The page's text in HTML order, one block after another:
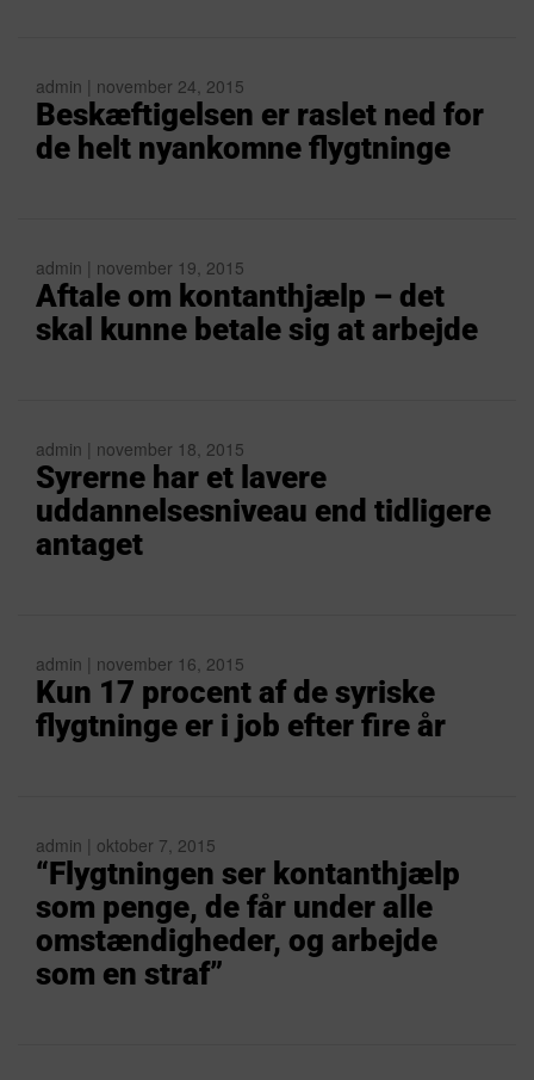
admin | november 24, 2015
Beskæftigelsen er raslet ned for
de helt nyankomne flygtninge
admin | november 19, 2015
Aftale om kontanthjælp – det
skal kunne betale sig at arbejde
admin | november 18, 2015
Syrerne har et lavere
uddannelsesniveau end tidligere
antaget
admin | november 16, 2015
Kun 17 procent af de syriske
flygtninge er i job efter fire år
admin | oktober 7, 2015
“Flygtningen ser kontanthjælp
som penge, de får under alle
omstændigheder, og arbejde
som en straf”